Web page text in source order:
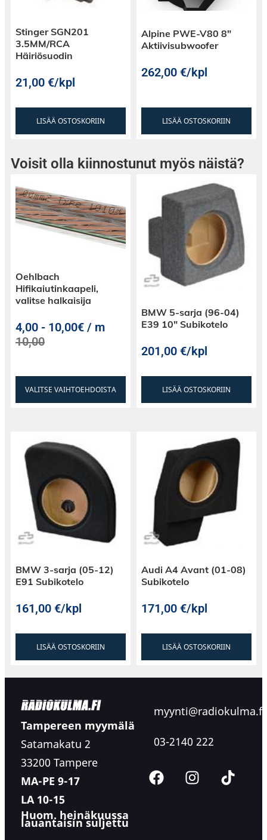
Stinger SGN201
3.5MM/RCA
Häiriösuodin
21,00€/kpl
LISÄÄ OSTOSKORIIN
Alpine PWE-V80 8″
Aktiivisubwoofer
262,00€/kpl
LISÄÄ OSTOSKORIIN
Voisit olla kiinnostunut myös näistä?
Oehlbach
Hifikaiutinkaapeli,
valitse halkaisija
4,00 - 10,00€ / m
10,00
VALITSE VAIHTOEHDOISTA
BMW 5-sarja (96-04)
E39 10″ Subikotelo
201,00€/kpl
LISÄÄ OSTOSKORIIN
BMW 3-sarja (05-12)
E91 Subikotelo
161,00€/kpl
LISÄÄ OSTOSKORIIN
Audi A4 Avant (01-08)
Subikotelo
171,00€/kpl
LISÄÄ OSTOSKORIIN
Tampereen myymälä
Satamakatu 2
33200 Tampere
MA-PE 9-17
LA 10-15
Huom. heinäkuussa
lauantaisin suljettu
myynti@radiokulma.fi
03-2140 222